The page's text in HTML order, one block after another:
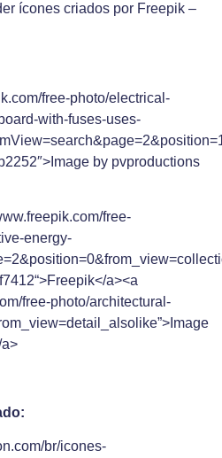
ícones criados por Freepik –
free-photo/electrical-
with-fuses-uses-
by pvproductions
free-
energy-
“>Freepik</a><a
free-photo/architectural-
br/icones-